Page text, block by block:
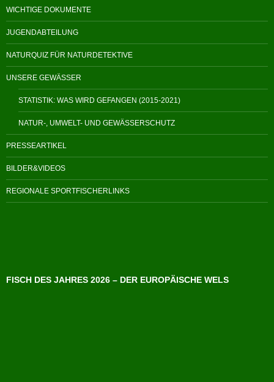
WICHTIGE DOKUMENTE
JUGENDABTEILUNG
NATURQUIZ FÜR NATURDETEKTIVE
UNSERE GEWÄSSER
STATISTIK: WAS WIRD GEFANGEN (2015-2021)
NATUR-, UMWELT- UND GEWÄSSERSCHUTZ
PRESSEARTIKEL
BILDER&VIDEOS
REGIONALE SPORTFISCHERLINKS
FISCH DES JAHRES 2026 – DER EUROPÄISCHE WELS